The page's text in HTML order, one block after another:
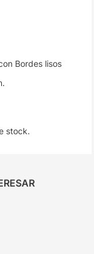
Bordes lisos
stock.